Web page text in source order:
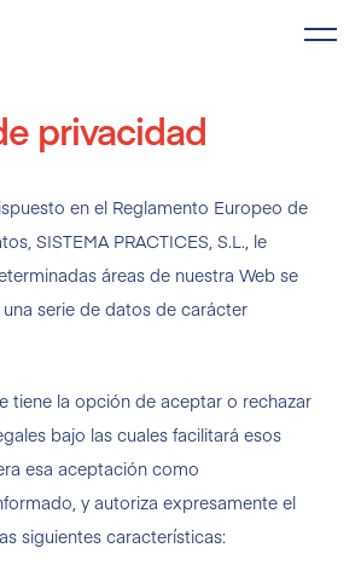
privacidad
en el Reglamento Europeo de
SISTEMA PRACTICES, S.L., le
áreas de nuestra Web se
serie de datos de carácter
tiene la opción de aceptar o rechazar
bajo las cuales facilitará esos
esa aceptación como
y autoriza expresamente el
siguientes características: